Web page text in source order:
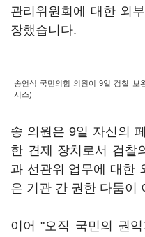
관리위원회에 대한 외
장했습니다.
송언석 국민의힘 의원이 9일 검찰 보
시스)
송 의원은 9일 자신의
한 견제 장치로서 검찰
과 선관위 업무에 대한
은 기관 간 권한 다툼이
이어 "오직 국민의 권